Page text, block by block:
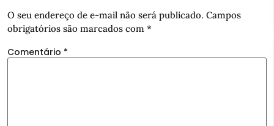
O seu endereço de e-mail não será publicado. Campos
obrigatórios são marcados com *
Comentário *